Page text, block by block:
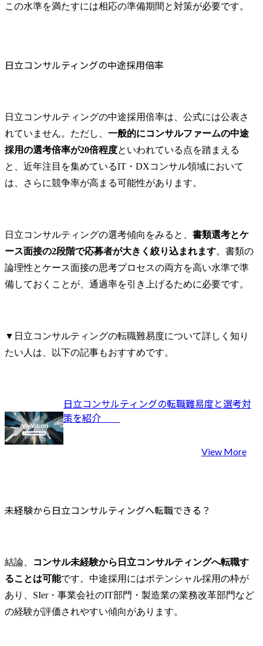
この水準を満たすには相応の準備期間と対策が必要です。
日立コンサルティングの中途採用倍率
日立コンサルティングの中途採用倍率は、公式には公表さ
れていません。ただし、 一般的にコンサルファームの中途
採用の選考倍率が20倍程度といわれている点を踏まえる
と、近年注目を集めているIT・DXコンサル領域において
は、さらに競争率が高まる可能性があります。
日立コンサルティングの選考傾向をみると、 書類選考とケ
ース面接の2段階で応募者が大きく絞り込まれます。書類の
論理性とケース面接の思考プロセスの両方を高い水準で準
備しておくことが、通過率を引き上げるために必要です。
▼日立コンサルティングの転職難易度について詳しく知り
たい人は、以下の記事もおすすめです。
日立コンサルティングの転職難易度と選考対
View More
未経験から日立コンサルティングへ転職できる？
結論、
コンサル未経験から日立コンサルティングへ転職す
ることは可能です。中途採用にはポテンシャル採用の枠が
あり、SIer・事業会社のIT部門・製造業の業務改革部門など
の経験が評価されやすい傾向があります。